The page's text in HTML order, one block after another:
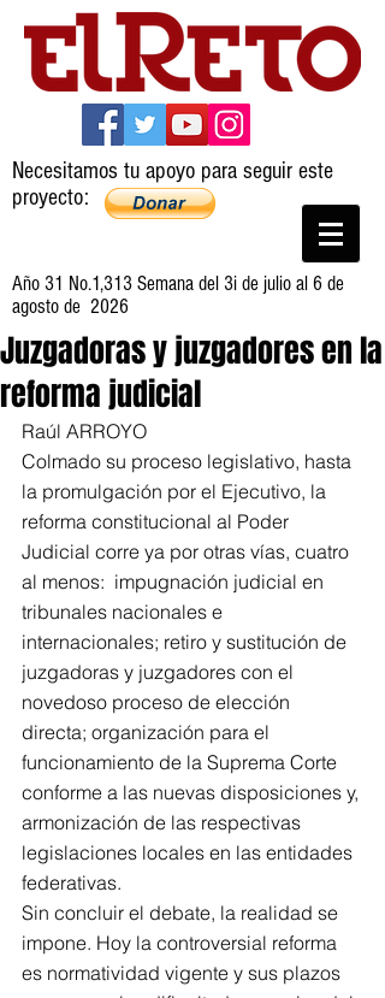
Necesitamos tu apoyo para seguir este
proyecto:
Año 31 No.1,313 Semana del 3i de julio al 6 de
agosto de 2026
Juzgadoras y juzgadores en la
reforma judicial
Raúl ARROYO
Colmado su proceso legislativo, hasta
la promulgación por el Ejecutivo, la
reforma constitucional al Poder
Judicial corre ya por otras vías, cuatro
al menos:  impugnación judicial en
tribunales nacionales e
internacionales; retiro y sustitución de
juzgadoras y juzgadores con el
novedoso proceso de elección
directa; organización para el
funcionamiento de la Suprema Corte
conforme a las nuevas disposiciones y,
armonización de las respectivas
legislaciones locales en las entidades
federativas.
Sin concluir el debate, la realidad se
impone. Hoy la controversial reforma
es normatividad vigente y sus plazos